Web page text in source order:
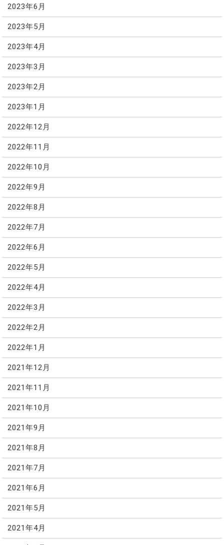
2023年6月
2023年5月
2023年4月
2023年3月
2023年2月
2023年1月
2022年12月
2022年11月
2022年10月
2022年9月
2022年8月
2022年7月
2022年6月
2022年5月
2022年4月
2022年3月
2022年2月
2022年1月
2021年12月
2021年11月
2021年10月
2021年9月
2021年8月
2021年7月
2021年6月
2021年5月
2021年4月